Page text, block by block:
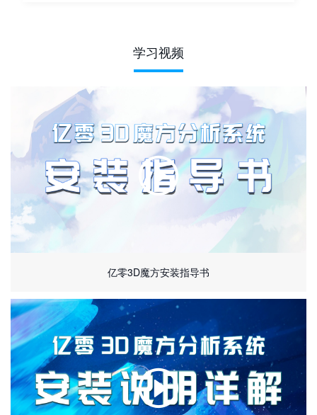
学习视频
亿零3D魔方安装指导书